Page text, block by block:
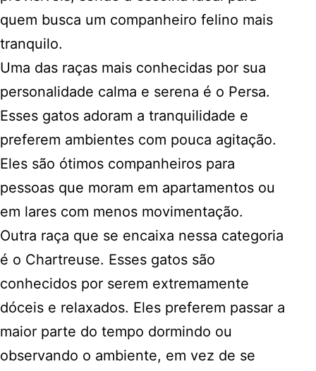
quem busca um companheiro felino mais
tranquilo.
Uma das raças mais conhecidas por sua
personalidade calma e serena é o Persa.
Esses gatos adoram a tranquilidade e
preferem ambientes com pouca agitação.
Eles são ótimos companheiros para
pessoas que moram em apartamentos ou
em lares com menos movimentação.
Outra raça que se encaixa nessa categoria
é o Chartreuse. Esses gatos são
conhecidos por serem extremamente
dóceis e relaxados. Eles preferem passar a
maior parte do tempo dormindo ou
observando o ambiente, em vez de se